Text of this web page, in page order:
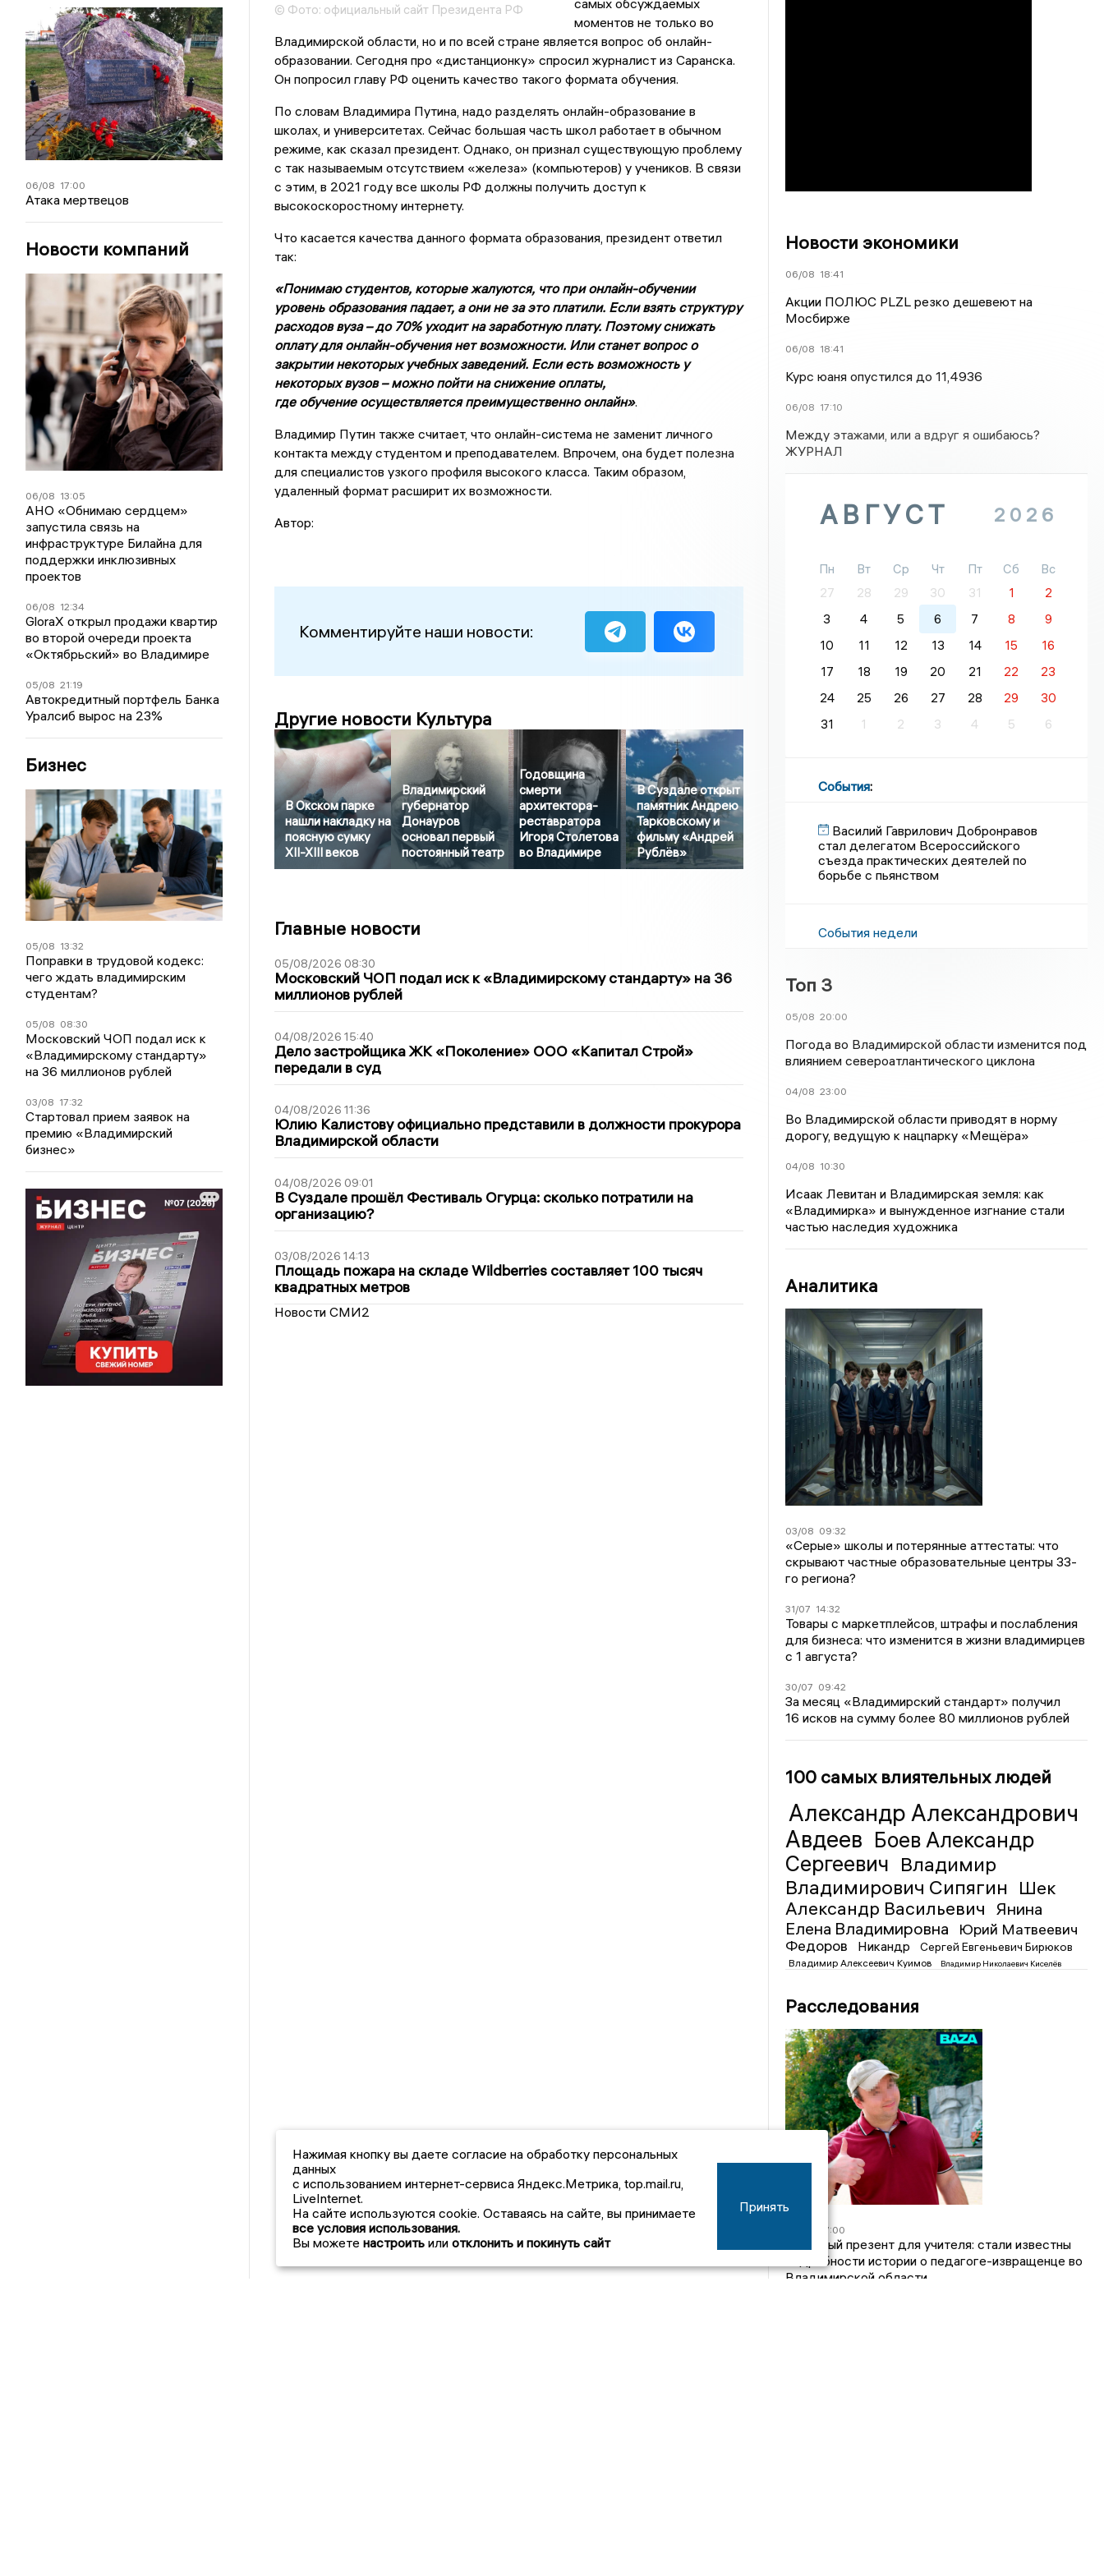
06/08 17:00
Атака мертвецов
Новости компаний
06/08 13:05
АНО «Обнимаю сердцем»
запустила связь на
инфраструктуре Билайна для
поддержки инклюзивных
проектов
06/08 12:34
GloraX открыл продажи квартир
во второй очереди проекта
«Октябрьский» во Владимире
05/08 21:19
Автокредитный портфель Банка
Уралсиб вырос на 23%
Бизнес
05/08 13:32
Поправки в трудовой кодекс:
чего ждать владимирским
студентам?
05/08 08:30
Московский ЧОП подал иск к
«Владимирскому стандарту»
на 36 миллионов рублей
03/08 17:32
Стартовал прием заявок на
премию «Владимирский
бизнес»
© Фото: официальный сайт Президента РФ
самых обсуждаемых
моментов не только во
Владимирской области, но и по всей стране является вопрос об онлайн-
образовании. Сегодня про «дистанционку» спросил журналист из Саранска.
Он попросил главу РФ оценить качество такого формата обучения.
По словам Владимира Путина, надо разделять онлайн-образование в
школах, и университетах. Сейчас большая часть школ работает в обычном
режиме, как сказал президент. Однако, он признал существующую проблему
с так называемым отсутствием «железа» (компьютеров) у учеников. В связи
с этим, в 2021 году все школы РФ должны получить доступ к
высокоскоростному интернету.
Что касается качества данного формата образования, президент ответил
так:
«Понимаю студентов, которые жалуются, что при онлайн-обучении
уровень образования падает, а они не за это платили. Если взять структуру
расходов вуза – до 70% уходит на заработную плату. Поэтому снижать
оплату для онлайн-обучения нет возможности. Или станет вопрос о
закрытии некоторых учебных заведений. Если есть возможность у
некоторых вузов – можно пойти на снижение оплаты,
где обучение осуществляетсяпреимущественно онлайн».
Владимир Путин также считает, что онлайн-система не заменит личного
контакта между студентом и преподавателем. Впрочем, она будет полезна
для специалистов узкого профиля высокого класса. Таким образом,
удаленный формат расширит их возможности.
Автор:
Комментируйте наши новости:
Другие новости Культура
В Окском парке
нашли накладку на
поясную сумку
XII-XIII веков
Владимирский
губернатор
Донауров
основал первый
постоянный театр
Годовщина
смерти
архитектора-
реставратора
Игоря Столетова
во Владимире
В Суздале открыт
памятник Андрею
Тарковскому и
фильму «Андрей
Рублёв»
Главные новости
05/08/2026 08:30
Московский ЧОП подал иск к «Владимирскому стандарту» на 36
миллионов рублей
04/08/2026 15:40
Дело застройщика ЖК «Поколение» ООО «Капитал Строй»
передали в суд
04/08/2026 11:36
Юлию Калистову официально представили в должности прокурора
Владимирской области
04/08/2026 09:01
В Суздале прошёл Фестиваль Огурца: сколько потратили на
организацию?
03/08/2026 14:13
Площадь пожара на складе Wildberries составляет 100 тысяч
квадратных метров
Новости СМИ2
Новости экономики
06/08 18:41
Акции ПОЛЮС PLZL резко дешевеют на
Мосбирже
06/08 18:41
Курс юаня опустился до 11,4936
06/08 17:10
Между этажами, или а вдруг я ошибаюсь?
ЖУРНАЛ
АВГУСТ 2026
Пн Вт Ср Чт Пт Сб
Вс
27
28 29 30 31 1
2
3
4 5 6 7 8
9
10
11 12 13 14 15
16
17
18 19 20 21 22
23
24
25 26 27 28 29
30
31
1 2 3 4 5 6
События:
Василий Гаврилович Добронравов
стал делегатом Всероссийского
съезда практических деятелей по
борьбе с пьянством
События недели
Топ 3
05/08 20:00
Погода во Владимирской области изменится под
влиянием североатлантического циклона
04/08 23:00
Во Владимирской области приводят в норму
дорогу, ведущую к нацпарку «Мещёра»
04/08 10:30
Исаак Левитан и Владимирская земля: как
«Владимирка» и вынужденное изгнание стали
частью наследия художника
Аналитика
03/08 09:32
«Серые» школы и потерянные аттестаты: что
скрывают частные образовательные центры 33-
го региона?
31/07 14:32
Товары с маркетплейсов, штрафы и послабления
для бизнеса: что изменится в жизни владимирцев
с 1 августа?
30/07 09:42
За месяц «Владимирский стандарт» получил
16 исков на сумму более 80 миллионов рублей
100 самых влиятельных людей
Александр Александрович
Авдеев Боев Александр
Сергеевич Владимир
Владимирович Сипягин Шек
Александр Васильевич
Янина
Елена Владимировна
Юрий Матвеевич
Федоров
Никандр Сергей Евгеньевич Бирюков
Владимир Алексеевич Куимов Владимир Николаевич Киселёв
Расследования
17:00
Странный презент для учителя: стали известны
подробности истории о педагоге-извращенце во
Владимирской области
Нажимая кнопку вы даете согласие на обработку персональных
данных
с использованием интернет-сервиса Яндекс.Метрика, top.mail.ru,
LiveInternet.
На сайте используются cookie. Оставаясь на сайте, вы принимаете
все условия использования.
Вы можете настроить или отклонить и покинуть сайт
Принять